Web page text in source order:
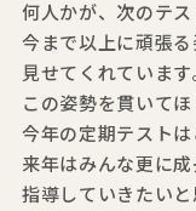
何人かが、次のテ
今まで以上に頑張る
見せてくれています
この姿勢を貫いてほ
今年の定期テストは
来年はみんな更に
指導していきたいと